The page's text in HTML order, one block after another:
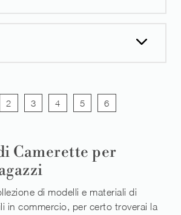
2 3 4 5 6
Camerette per
di modelli e materiali di
in commercio, per certo troverai la